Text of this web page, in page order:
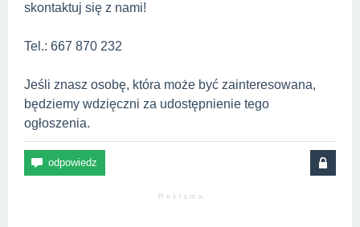
skontaktuj się z nami!
Tel.: 667 870 232
Jeśli znasz osobę, która może być zainteresowana,
będziemy wdzięczni za udostępnienie tego
ogłoszenia.
R e k l a m a